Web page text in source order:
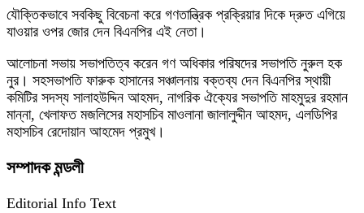
যৌক্তিকভাবে সবকিছু বিবেচনা করে গণতান্ত্রিক প্রক্রিয়ার দিকে দ্রুত এগিয়ে
যাওয়ার ওপর জোর দেন বিএনপির এই নেতা।
আলোচনা সভায় সভাপতিত্ব করেন গণ অধিকার পরিষদের সভাপতি নুরুল হক
নুর। সহসভাপতি ফারুক হাসানের সঞ্চালনায় বক্তব্য দেন বিএনপির স্থায়ী
কমিটির সদস্য সালাহউদ্দিন আহমদ, নাগরিক ঐক্যের সভাপতি মাহমুদুর রহমান
মান্না, খেলাফত মজলিসের মহাসচিব মাওলানা জালালুদ্দীন আহমদ, এলডিপির
মহাসচিব রেদোয়ান আহমেদ প্রমুখ।
সম্পাদক মন্ডলী
Editorial Info Text